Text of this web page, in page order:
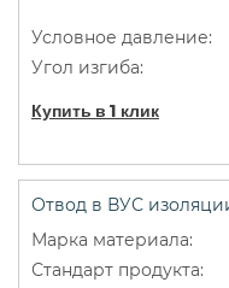
Купить в 1 клик
Отвод в ВУС